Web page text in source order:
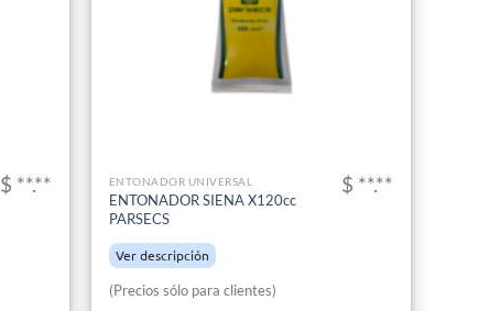
$ **.** ENTONADOR UNIVERSAL
ENTONADOR SIENA X120cc
PARSECS
Ver descripción
$ **.**
(Precios sólo para clientes)